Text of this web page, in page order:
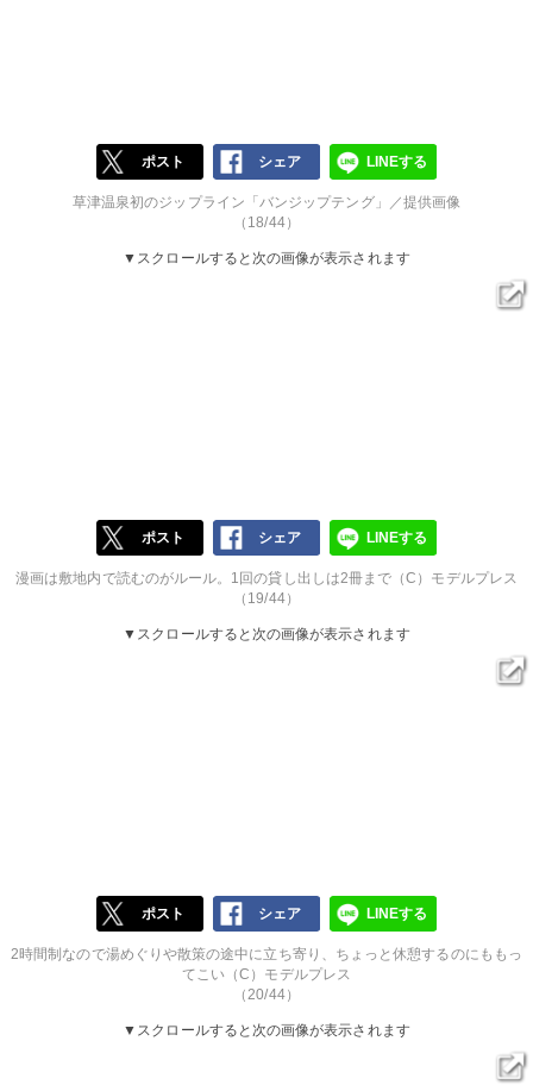
ポスト シェア LINEする
草津温泉初のジップライン「バンジップテング」／提供画像
（18/44）
▼スクロールすると次の画像が表示されます
ポスト シェア LINEする
漫画は敷地内で読むのがルール。1回の貸し出しは2冊まで（C）モデルプレス
（19/44）
▼スクロールすると次の画像が表示されます
ポスト シェア LINEする
2時間制なので湯めぐりや散策の途中に立ち寄り、ちょっと休憩するのにももっ
てこい（C）モデルプレス
（20/44）
▼スクロールすると次の画像が表示されます